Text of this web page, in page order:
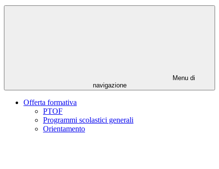
Menu di
navigazione
Offerta formativa
PTOF
Programmi scolastici generali
Orientamento